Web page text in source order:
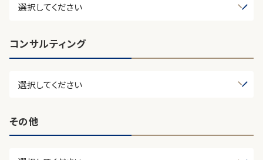
コンサルティング
その他